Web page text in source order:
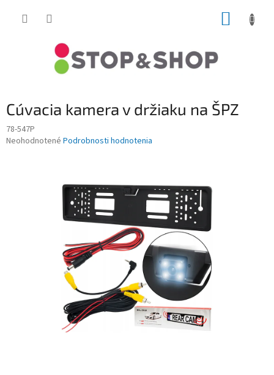
Cúvacia kamera v držiaku na ŠPZ
78-547P
Priemerné
Neohodnotené Podrobnosti hodnotenia